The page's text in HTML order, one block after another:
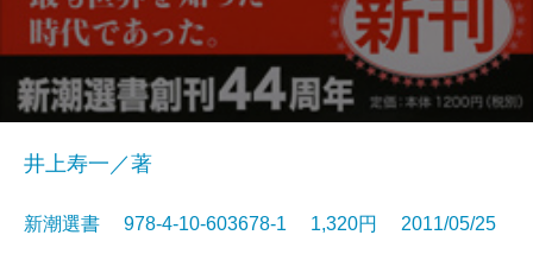
井上寿一／著
新潮選書 978-4-10-603678-1 1,320円 2011/05/25